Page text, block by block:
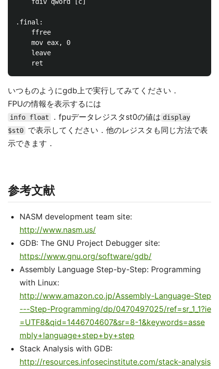
.final:
    ffree
    mov eax, 0
    leave
いつものようにgdb上で実行してみてください．
FPUの情報を表示するには
info float ．fpuデータレジスタst0の値は display
$st0
で表示してください．他のレジスタも同じ方法で表
示できます．
参考文献
NASM development team site:
http://www.nasm.us/
GDB: The GNU Project Debugger site:
https://www.gnu.org/software/gdb/
Assembly Language Step-by-Step: Programming
with Linux:
http://www.amazon.co.jp/Assembly-Language-Step
---Step-Programming/dp/0470497025/ref=sr_1_1?ie
=UTF8&qid=1446704607&sr=8-1&keywords=asse
mbly+language+step+by+step
Stack Analysis with GDB:
http://resources.infosecinstitute.com/stack-analysis